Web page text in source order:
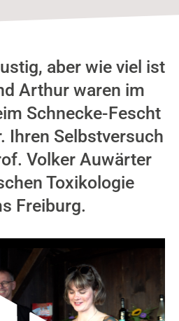
aber wie viel ist
Arthur waren im
Schnecke-Fescht
Ihren Selbstversuch
Volker Auwärter
Toxikologie
Freiburg.